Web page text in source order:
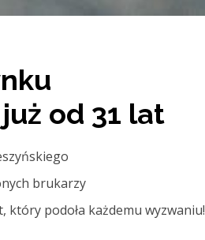
od 31 lat
brukarzy
który podoła każdemu wyzwaniu!